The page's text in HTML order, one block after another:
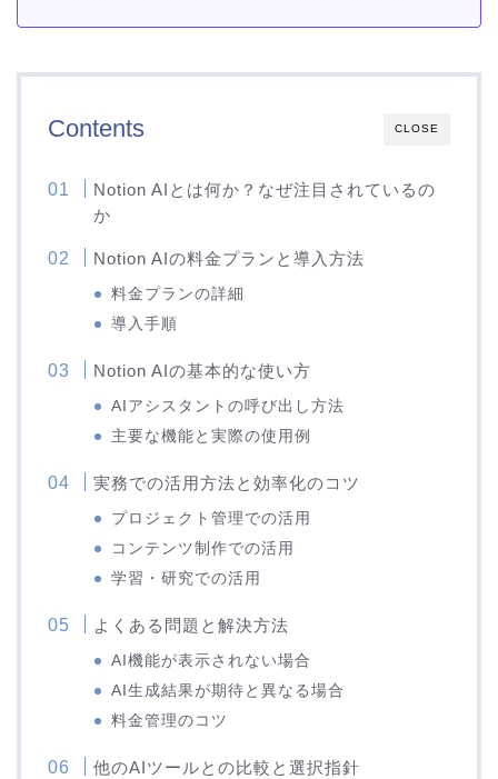
CLOSE
Contents
Notion AIとは何か？なぜ注目されているの
か
Notion AIの料金プランと導入方法
料金プランの詳細
導入手順
Notion AIの基本的な使い方
AIアシスタントの呼び出し方法
主要な機能と実際の使用例
実務での活用方法と効率化のコツ
プロジェクト管理での活用
コンテンツ制作での活用
学習・研究での活用
よくある問題と解決方法
AI機能が表示されない場合
AI生成結果が期待と異なる場合
料金管理のコツ
他のAIツールとの比較と選択指針